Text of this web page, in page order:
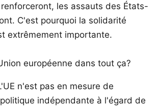
les assauts des États-
C'est pourquoi la solidarité
extrêmement importante.
européenne dans tout ça?
n'est pas en mesure de
indépendante à l'égard de